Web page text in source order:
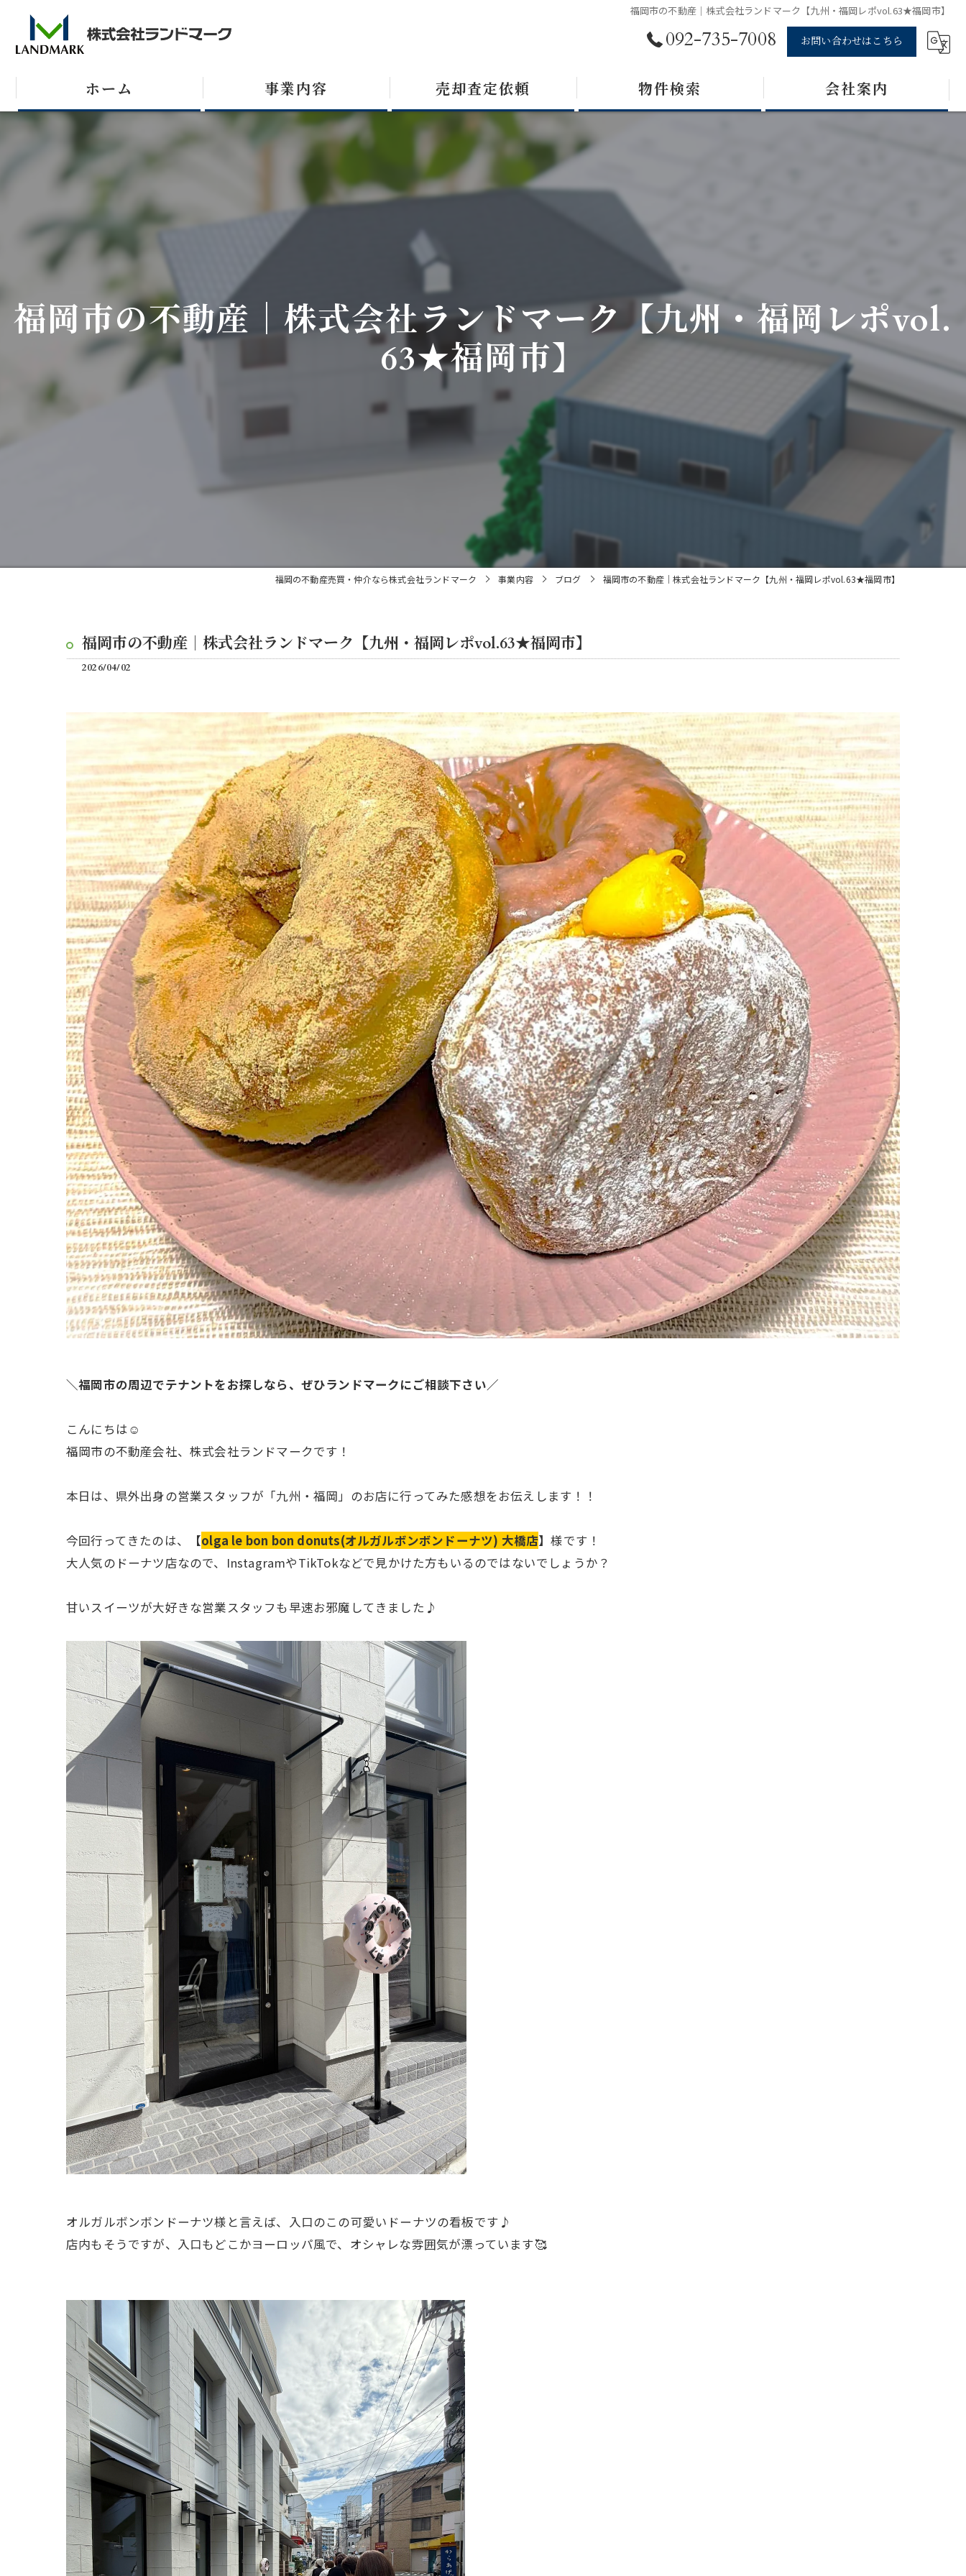
福岡市の不動産｜株式会社ランドマーク【九州・福岡レポvol.63★福岡市】
092-735-7008 お問い合わせはこちら
ホーム 事業内容 売却査定依頼 物件検索 会社案内
福岡市の不動産｜株式会社ランドマーク【九州・福岡レポvol.
63★福岡市】
福岡の不動産売買・仲介なら株式会社ランドマーク 事業内容 ブログ 福岡市の不動産｜株式会社ランドマーク【九州・福岡レポvol.63★福岡市】
福岡市の不動産｜株式会社ランドマーク【九州・福岡レポvol.63★福岡市】
2026/04/02
＼福岡市の周辺でテナントをお探しなら、ぜひランドマークにご相談下さい／
こんにちは☺
福岡市の不動産会社、株式会社ランドマークです！
本日は、県外出身の営業スタッフが「九州・福岡」のお店に行ってみた感想をお伝えします！！
今回行ってきたのは、 【olga le bon bon donuts(オルガルボンボンドーナツ) 大橋店】様です！
大人気のドーナツ店なので、InstagramやTikTokなどで見かけた方もいるのではないでしょうか？
甘いスイーツが大好きな営業スタッフも早速お邪魔してきました♪
オルガルボンボンドーナツ様と言えば、入口のこの可愛いドーナツの看板です♪
店内もそうですが、入口もどこかヨーロッパ風で、オシャレな雰囲気が漂っています🥰